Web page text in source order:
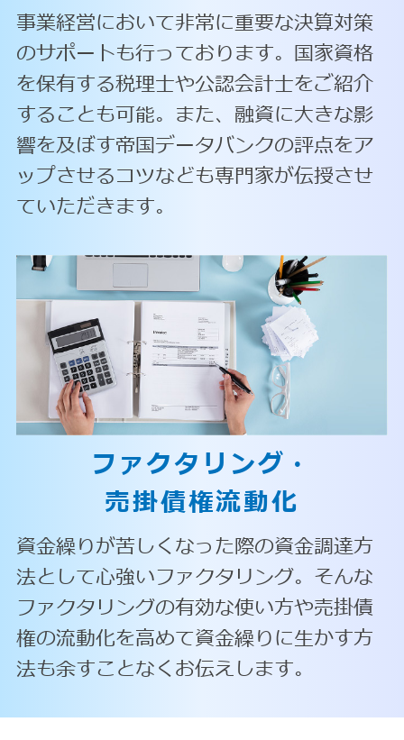
事業経営において非常に重要な決算対策
のサポートも行っております。国家資格
を保有する税理士や公認会計士をご紹介
することも可能。また、融資に大きな影
響を及ぼす帝国データバンクの評点をア
ップさせるコツなども専門家が伝授させ
ていただきます。
ファクタリング・
売掛債権流動化
資金繰りが苦しくなった際の資金調達方
法として心強いファクタリング。そんな
ファクタリングの有効な使い方や売掛債
権の流動化を高めて資金繰りに生かす方
法も余すことなくお伝えします。